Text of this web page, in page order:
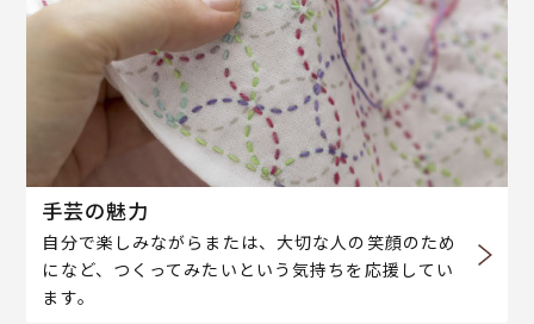
手芸の魅力
自分で楽しみながらまたは、大切な人の笑顔のため
になど、つくってみたいという気持ちを応援してい
ます。